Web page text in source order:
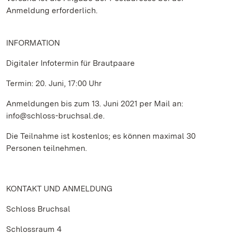
Anmeldung erforderlich.
INFORMATION
Digitaler Infotermin für Brautpaare
Termin: 20. Juni, 17:00 Uhr
Anmeldungen bis zum 13. Juni 2021 per Mail an:
info@schloss-bruchsal.de.
Die Teilnahme ist kostenlos; es können maximal 30
Personen teilnehmen.
KONTAKT UND ANMELDUNG
Schloss Bruchsal
Schlossraum 4